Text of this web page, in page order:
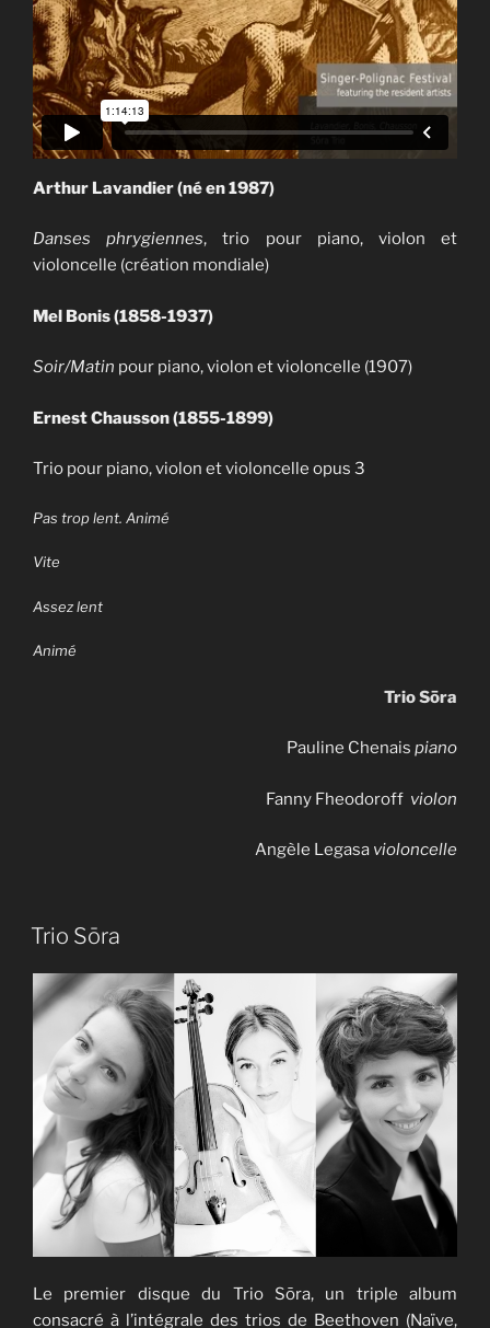
Arthur Lavandier (né en 1987)
Danses phrygiennes, trio pour piano, violon et
violoncelle (création mondiale)
Mel Bonis (1858-1937)
Soir/Matin pour piano, violon et violoncelle (1907)
Ernest Chausson (1855-1899)
Trio pour piano, violon et violoncelle opus 3
Pas trop lent. Animé
Vite
Assez lent
Animé
Trio Sōra
Pauline Chenais piano
Fanny Fheodoroff violon
Angèle Legasa violoncelle
Trio Sōra
Le premier disque du Trio Sōra, un triple album
consacré à l’intégrale des trios de Beethoven (Naïve,